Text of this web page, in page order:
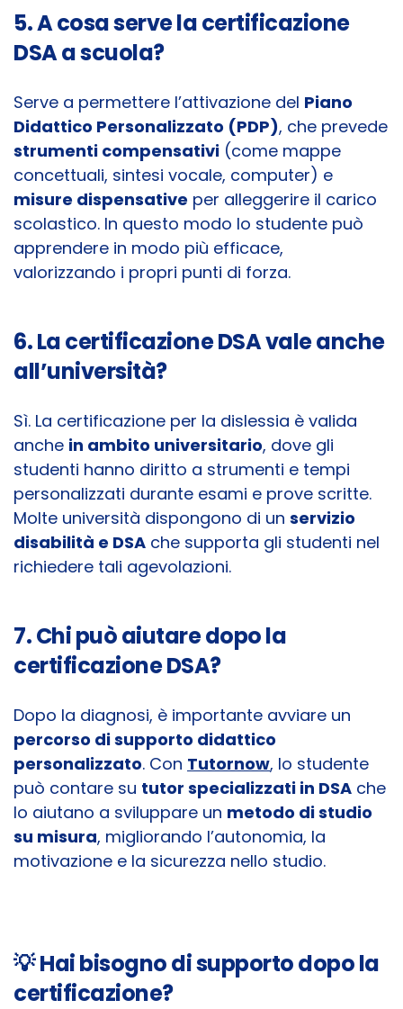
5. A cosa serve la certificazione
DSA a scuola?
Serve a permettere l’attivazione del Piano
Didattico Personalizzato (PDP), che prevede
strumenti compensativi (come mappe
concettuali, sintesi vocale, computer) e
misure dispensative per alleggerire il carico
scolastico. In questo modo lo studente può
apprendere in modo più efficace,
valorizzando i propri punti di forza.
6. La certificazione DSA vale anche
all’università?
Sì. La certificazione per la dislessia è valida
anche in ambito universitario, dove gli
studenti hanno diritto a strumenti e tempi
personalizzati durante esami e prove scritte.
Molte università dispongono di un servizio
disabilità e DSA che supporta gli studenti nel
richiedere tali agevolazioni.
7. Chi può aiutare dopo la
certificazione DSA?
Dopo la diagnosi, è importante avviare un
percorso di supporto didattico
personalizzato. Con Tutornow, lo studente
può contare su tutor specializzati in DSA che
lo aiutano a sviluppare un metodo di studio
su misura, migliorando l’autonomia, la
motivazione e la sicurezza nello studio.
💡Hai bisogno di supporto dopo la
certificazione?